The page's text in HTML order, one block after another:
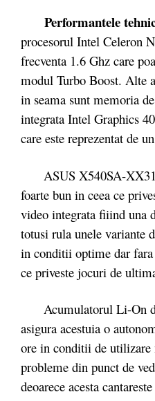
Performantele
procesorul Intel Celeron
frecventa 1.6 Ghz care
modul Turbo Boost. Alte
in seama sunt memoria
integrata Intel Graphics
care este reprezentat de
ASUS X540SA-
foarte bun in ceea ce
video integrata fiiind una
totusi rula unele variante
in conditii optime dar fara
ce priveste jocuri de
Acumulatorul Li-On
asigura acestuia o
ore in conditii de utilizare
probleme din punct de
deoarece acesta